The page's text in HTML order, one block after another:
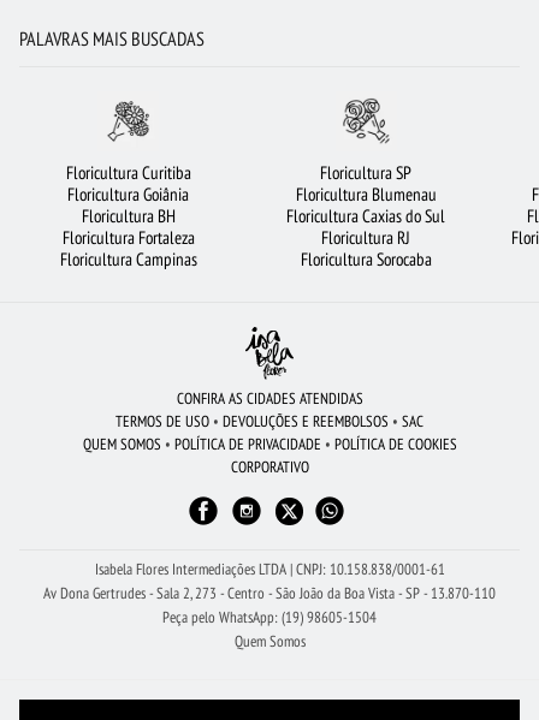
FLORES DO CAMPO FLORICULTURA SALVADOR
FLORICULTURA RECIFE CESTA DE CHOCOLATE FLORICULTURA BH
FLORICULTURA SANTOS FLORICULTURA FORTALEZA
FLORICULTURA UBERLÂNDIA
BUQUÊ DE 20 ROSAS VERMELHAS
ROSAS AMARELAS LÍRIO CESTA DE CAFÉ DA MANHÃ FLORES COLORIDAS
FLORICULTURA RIBEIRÃO PRETO
FLORICULTURA SÃO BERNARDO DO CAMPO FLORICULTURA JUNDIAÍ
FLORICULTURA RJ
PALAVRAS MAIS BUSCADAS
Floricultura Curitiba
Floricultura Goiânia
Floricultura BH
Floricultura Fortaleza
Floricultura Campinas
Floricultura SP
Floricultura Blumenau
Floricultura Caxias do Sul
Floricultura RJ
Floricultura Sorocaba
CONFIRA AS CIDADES ATENDIDAS
TERMOS DE USO • DEVOLUÇÕES E REEMBOLSOS • SAC
QUEM SOMOS • POLÍTICA DE PRIVACIDADE • POLÍTICA DE COOKIES
CORPORATIVO
Isabela Flores Intermediações LTDA | CNPJ: 10.158.838/0001-61
Av Dona Gertrudes - Sala 2, 273 - Centro - São João da Boa Vista - SP - 13.870-110
Peça pelo WhatsApp: (19) 98605-1504
Quem Somos